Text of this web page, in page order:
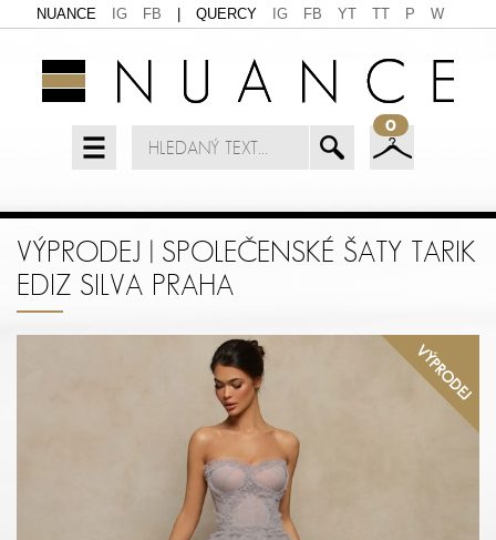
NUANCE IG FB QUERCY IG FB YT TT P W
0
VÝPRODEJ | SPOLEČENSKÉ ŠATY TARIK
EDIZ SILVA PRAHA